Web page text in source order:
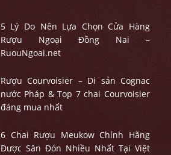
5 Lý Do Nên Lựa Chọn Cửa Hàng
Rượu Ngoại Đồng Nai –
RuouNgoai.net
Rượu Courvoisier – Di sản Cognac
nước Pháp & Top 7 chai Courvoisier
đáng mua nhất
6 Chai Rượu Meukow Chính Hãng
Được Săn Đón Nhiều Nhất Tại Việt